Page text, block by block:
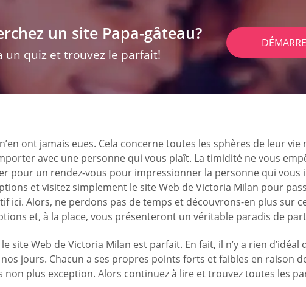
un site Papa-gâteau?
un quiz et trouvez le parfait!
ont jamais eues. Cela concerne toutes les sphères de leur
avec une personne qui vous plaît. La timidité ne vous
pour un rendez-vous pour impressionner la personne qui
et visitez simplement le site Web de Victoria Milan pour
ici. Alors, ne perdons pas de temps et découvrons-en plus sur
et, à la place, vous présenteront un véritable paradis de
site Web de Victoria Milan est parfait. En fait, il n’y a rien
jours. Chacun a ses propres points forts et faibles en raison
plus exception. Alors continuez à lire et trouvez toutes les